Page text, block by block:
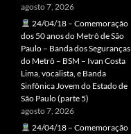
agosto 7, 2026
24/04/18 – Comemoração
dos 50 anos do Metrô de São
Paulo – Banda dos Seguranças
do Metrô – BSM – Ivan Costa
Lima, vocalista, e Banda
Sinfônica Jovem do Estado de
São Paulo (parte 5)
agosto 7, 2026
24/04/18 – Comemoração